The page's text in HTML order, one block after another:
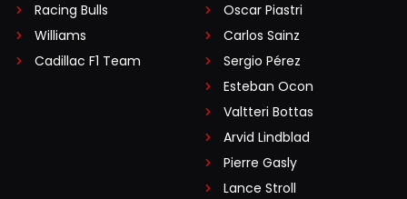
Racing Bulls
Williams
Cadillac F1 Team
Oscar Piastri
Carlos Sainz
Sergio Pérez
Esteban Ocon
Valtteri Bottas
Arvid Lindblad
Pierre Gasly
Lance Stroll